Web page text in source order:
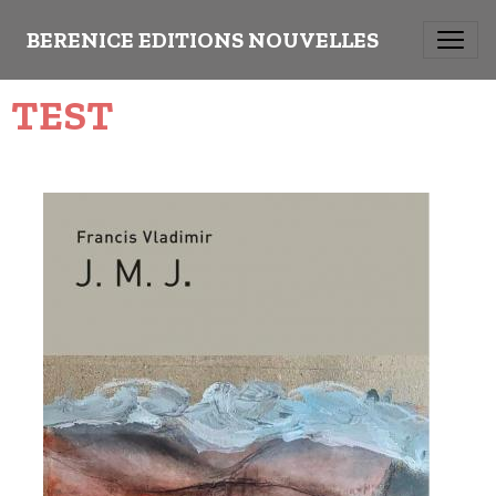
BERENICE EDITIONS NOUVELLES
TEST